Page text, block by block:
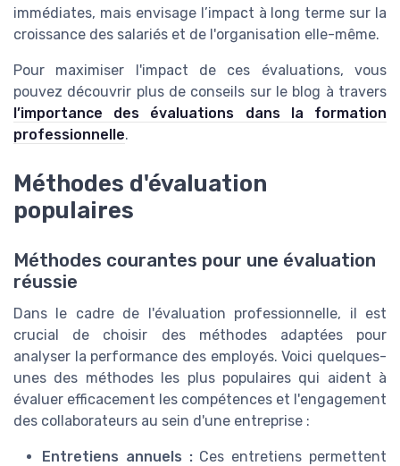
immédiates, mais envisage l’impact à long terme sur la
croissance des salariés et de l'organisation elle-même.
Pour maximiser l'impact de ces évaluations, vous
pouvez découvrir plus de conseils sur le blog à travers
l’importance des évaluations dans la formation
professionnelle.
Méthodes d'évaluation
populaires
Méthodes courantes pour une évaluation
réussie
Dans le cadre de l'évaluation professionnelle, il est
crucial de choisir des méthodes adaptées pour
analyser la performance des employés. Voici quelques-
unes des méthodes les plus populaires qui aident à
évaluer efficacement les compétences et l'engagement
des collaborateurs au sein d'une entreprise :
Entretiens annuels :Ces entretiens permettent